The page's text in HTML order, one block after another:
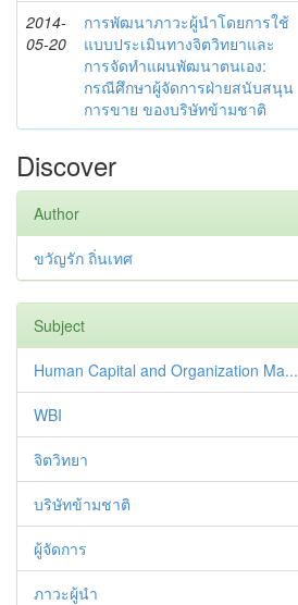
2014-
05-20
การพัฒนาภาวะผู้นำโดยการใช้
แบบประเมินทางจิตวิทยาและ
การจัดทำแผนพัฒนาตนเอง:
กรณีศึกษาผู้จัดการฝ่ายสนับสนุน
การขาย ของบริษัทข้ามชาติ
Discover
Author
ขวัญรัก ถิ่นเทศ
Subject
Human Capital and Organization Ma...
WBI
จิตวิทยา
บริษัทข้ามชาติ
ผู้จัดการ
ภาวะผู้นำ